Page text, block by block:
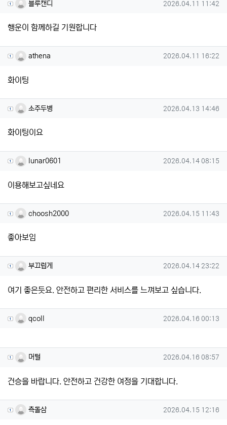
블루캔디 작성일
2026.04.11 11:42
행운이 함께하길 기원합니다
athena님의 댓글
athena 작성일
2026.04.11 16:22
화이팅
소주두병님의 댓글
소주두병 작성일
2026.04.13 14:46
화이팅이요
lunar0601님의 댓글
lunar0601 작성일
2026.04.14 08:15
이용해보고싶네요
choosh2000님의 댓글
choosh2000 작성일
2026.04.15 11:43
좋아보임
부끄럽게님의 댓글
부끄럽게 작성일
2026.04.14 23:22
여기 좋은듯요. 안전하고 편리한 서비스를 느껴보고 싶습니다.
qcoll님의 댓글
qcoll 작성일
2026.04.16 00:13
머털님의 댓글
머털 작성일
2026.04.16 08:57
건승을 바랍니다. 안전하고 건강한 여정을 기대합니다.
측돌삼님의 댓글
측돌삼 작성일
2026.04.15 12:16